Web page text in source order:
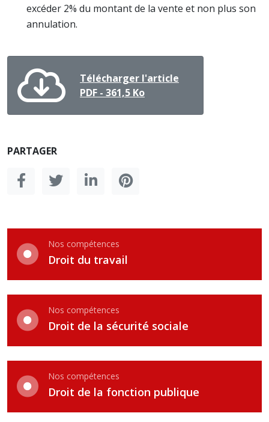
excéder 2% du montant de la vente et non plus son
annulation.
Télécharger l'article
PDF - 361,5 Ko
PARTAGER
Nos compétences
Droit du travail
Nos compétences
Droit de la sécurité sociale
Nos compétences
Droit de la fonction publique